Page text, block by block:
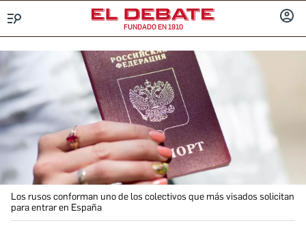
FUNDADO EN 1910
Los rusos conforman uno de los colectivos que más visados solicitan
para entrar en España